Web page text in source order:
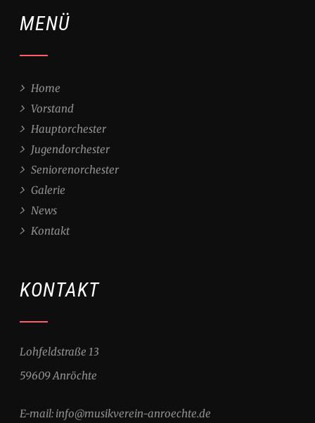
MENÜ
Home
Vorstand
Hauptorchester
Jugendorchester
Seniorenorchester
Galerie
News
Kontakt
KONTAKT
Lohfeldstraße 13
59609 Anröchte
E-mail: info@musikverein-anroechte.de